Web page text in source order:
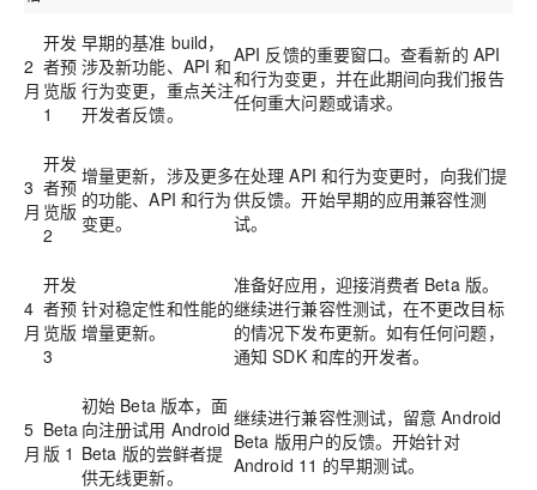
2
月
开发
者预
览版
1
早期的基准 build，
涉及新功能、API 和
行为变更，重点关注
开发者反馈。
API 反馈的重要窗口。查看新的 API
和行为变更，并在此期间向我们报告
任何重大问题或请求。
3
月
开发
者预
览版
2
增量更新，涉及更多
的功能、API 和行为
变更。
在处理 API 和行为变更时，向我们提
供反馈。开始早期的应用兼容性测
试。
4
月
开发
者预
览版
3
针对稳定性和性能的
增量更新。
准备好应用，迎接消费者 Beta 版。
继续进行兼容性测试，在不更改目标
的情况下发布更新。如有任何问题，
通知 SDK 和库的开发者。
5
月
Beta
版 1
初始 Beta 版本，面
向注册试用 Android
Beta 版的尝鲜者提
供无线更新。
继续进行兼容性测试，留意 Android
Beta 版用户的反馈。开始针对
Android 11 的早期测试。